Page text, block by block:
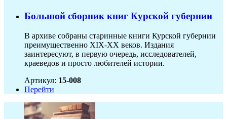
Большой сборник книг Курской губернии
В архиве собраны старинные книги Курской губернии
преимущественно XIX-ХХ веков. Издания
заинтересуют, в первую очередь, исследователей,
краеведов и просто любителей истории.
Артикул: 15-008
Перейти